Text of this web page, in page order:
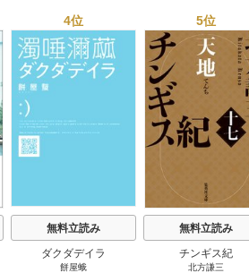
4位
無料立読み
ダクダデイラ
餅屋蛾
5位
無料立読み
チンギス紀
北方謙三